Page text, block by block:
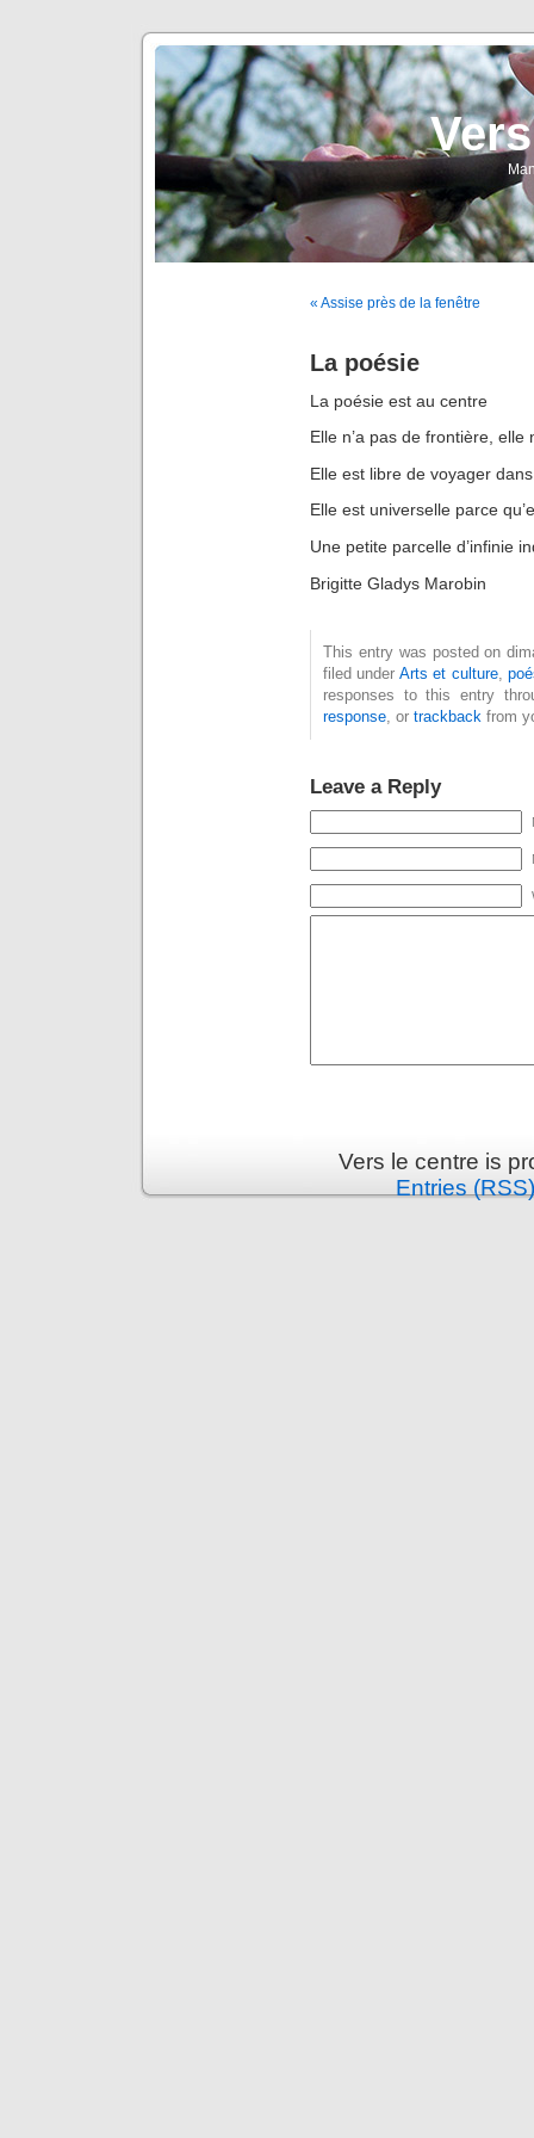
« Assise près de la fenêtre
La poésie
La poésie est au centre
Elle n’a pas de frontière, elle
Elle est libre de voyager
Elle est universelle parce
Une petite parcelle d’infinie
Brigitte Gladys Marobin
This entry was posted on
filed under Arts et culture,
responses to this entry
response , or trackback from
Leave a Reply
Vers le centre is
Entries (RSS)